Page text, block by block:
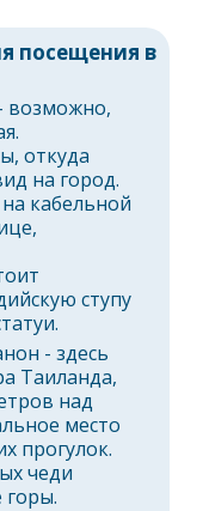
посещения в
возможно,
откуда
на город.
кабельной
ступу
- здесь
Таиланда,
над
место
прогулок.
чеди